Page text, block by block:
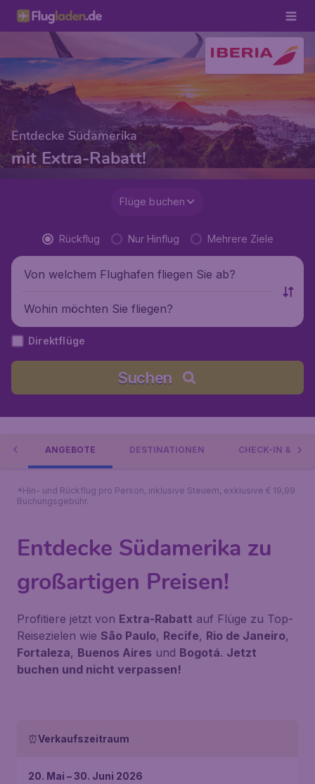
Entdecke Südamerika
mit Extra-Rabatt!
Flüge buchen
Rückflug Nur Hinflug Mehrere Ziele
Von welchem Flughafen fliegen Sie ab?
Wohin möchten Sie fliegen?
Direktflüge
Suchen
ANGEBOTE DESTINATIONEN CHECK-IN &
*Hin- und Rückflug pro Person, inklusive Steuern, exklusive € 19,99
Buchungsgebühr.
Entdecke Südamerika zu
großartigen Preisen!
Profitiere jetzt von Extra-Rabatt auf Flüge zu Top-
Reisezielen wie São Paulo, Recife, Rio de Janeiro,
Fortaleza, Buenos Aires und Bogotá. Jetzt
buchen und nicht verpassen!
⏰Verkaufszeitraum
20. Mai – 30. Juni 2026